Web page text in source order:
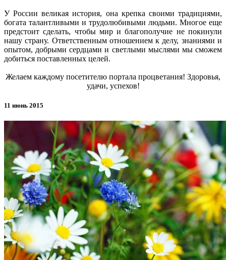
У России великая история, она крепка своими традициями,
богата талантливыми и трудолюбивыми людьми. Многое еще
предстоит сделать, чтобы мир и благополучие не покинули
нашу страну. Ответственным отношением к делу, знаниями и
опытом, добрыми сердцами и светлыми мыслями мы сможем
добиться поставленных целей.
Желаем каждому посетителю портала процветания! Здоровья,
удачи, успехов!
11 июнь 2015